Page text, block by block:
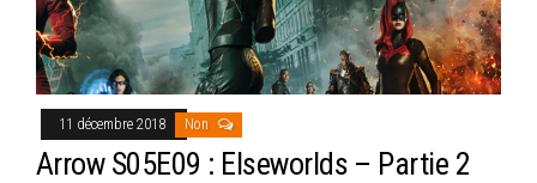
11 décembre 2018 Non
Arrow S05E09 : Elseworlds – Partie 2